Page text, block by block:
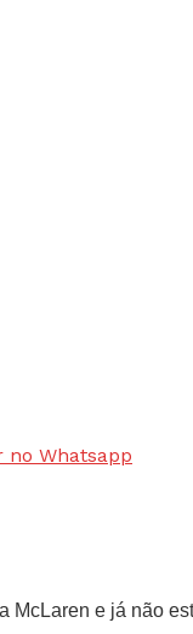
no Whatsapp
McLaren e já não